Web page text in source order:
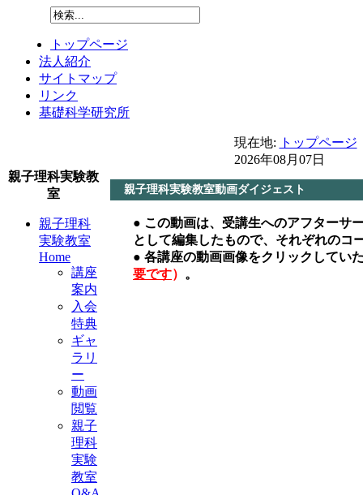
トップページ
法人紹介
サイトマップ
リンク
基礎科学研究所
現在地:
トップページ
2026年08月07日
親子理科実験教
室
親子理科
実験教室
Home
講座
案内
入会
特典
ギャ
ラリ
ー
動画
閲覧
親子
理科
実験
教室
親子理科実験教室動画ダイジェスト
● この動画は、受講生へのアフターサ
として編集したもので、それぞれのコ
● 各講座の動画画像をクリックしてい
要です） 。